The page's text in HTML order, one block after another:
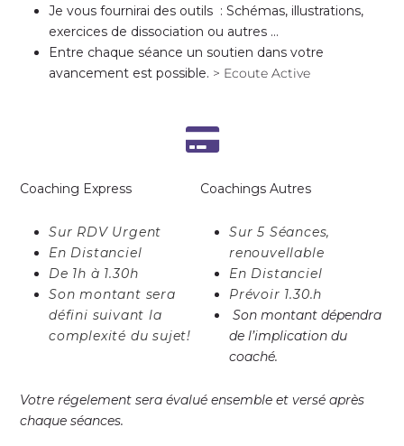
Je vous fournirai des outils : Schémas, illustrations,
exercices de dissociation ou autres …
Entre chaque séance un soutien dans votre
avancement est possible. > Ecoute Active
Coaching Express
Sur RDV Urgent
En Distanciel
De 1h à 1.30h
Son montant sera
défini suivant la
complexité du sujet!
Coachings Autres
Sur 5 Séances,
renouvellable
En Distanciel
Prévoir 1.30.h
Son montant dépendra
de l’implication du
coaché.
Votre régelement sera évalué ensemble et versé après
chaque séances.